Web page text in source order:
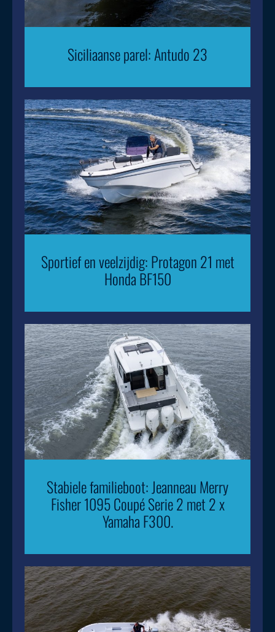
Siciliaanse parel: Antudo 23
Sportief en veelzijdig: Protagon 21 met
Honda BF150
Stabiele familieboot: Jeanneau Merry
Fisher 1095 Coupé Serie 2 met 2 x
Yamaha F300.